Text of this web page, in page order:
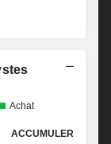
Achat
ACCUMULER